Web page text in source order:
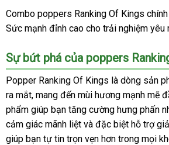
Combo poppers Ranking Of Kings
Sức mạnh đỉnh cao cho trải nghiệm yêu
Sự bứt phá của poppers
Popper Ranking Of Kings là dòng sản
ra mắt, mang đến mùi hương mạnh mẽ
phẩm giúp bạn tăng cường hưng phấn
cảm giác mãnh liệt và đặc biệt hỗ trợ
giúp bạn tự tin trọn vẹn hơn trong mọi